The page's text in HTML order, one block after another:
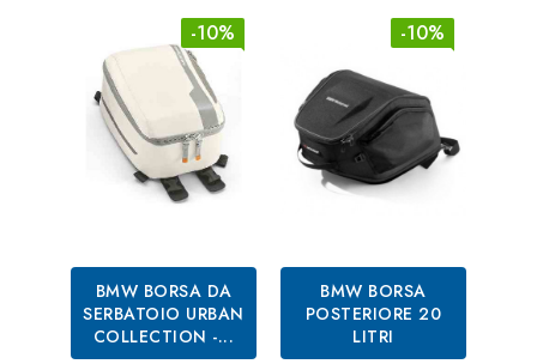
-10%
BMW BORSA DA
SERBATOIO URBAN
COLLECTION -...
-10%
BMW BORSA
POSTERIORE 20
LITRI